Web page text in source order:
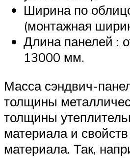
Ширина по
(монтажная
Длина панелей :
13000 мм.
Масса сэндвич-
толщины
толщины
материала и свойств
материала. Так,